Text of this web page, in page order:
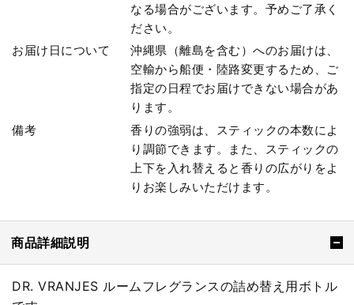
なる場合がございます。予めご了承く
ださい。
お届け日について
沖縄県（離島を含む）へのお届けは、
空輸から船便・陸路変更するため、ご
指定の日程でお届けできない場合があ
ります。
備考
香りの強弱は、スティックの本数によ
り調節できます。また、スティックの
上下を入れ替えると香りの広がりをよ
りお楽しみいただけます。
商品詳細説明
DR. VRANJES ルームフレグランスの詰め替え用ボトル